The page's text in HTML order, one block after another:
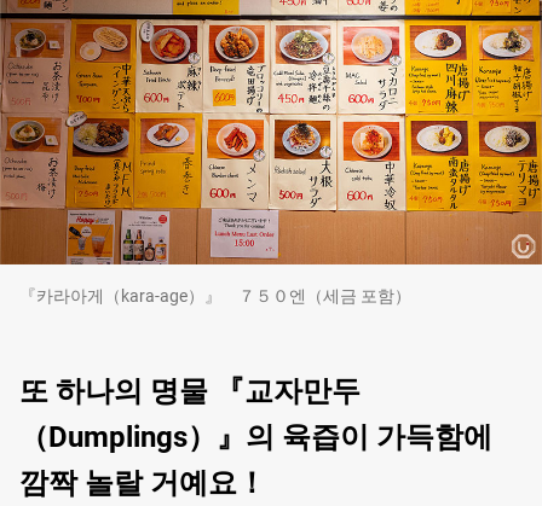
『카라아게（kara-age）』 ７５０엔（세금 포함）
또 하나의 명물 『교자만두
（Dumplings）』의 육즙이 가득함에
깜짝 놀랄 거예요！